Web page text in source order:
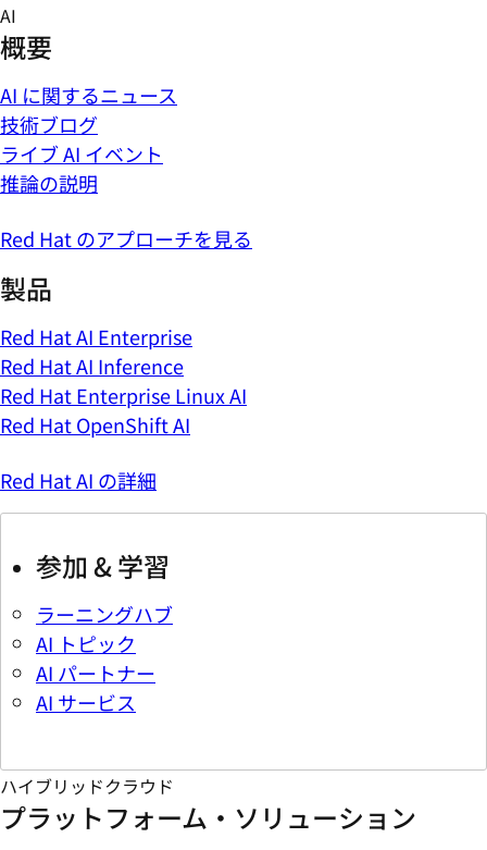
Skip
to
content
AI
概要
AI に関するニュース
技術ブログ
ライブ AI イベント
推論の説明
Red Hat のアプローチを見る
製品
Red Hat AI Enterprise
Red Hat AI Inference
Red Hat Enterprise Linux AI
Red Hat OpenShift AI
Red Hat AI の詳細
参加 & 学習
ラーニングハブ
AI トピック
AI パートナー
AI サービス
ハイブリッドクラウド
プラットフォーム・ソリューション